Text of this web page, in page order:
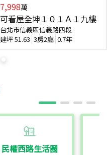
民權西路生活圈
7,998萬
可看屋全坤１０１Ａ１九樓
台北市信義區信義路四段
建坪51.63 3房2廳 0.7年